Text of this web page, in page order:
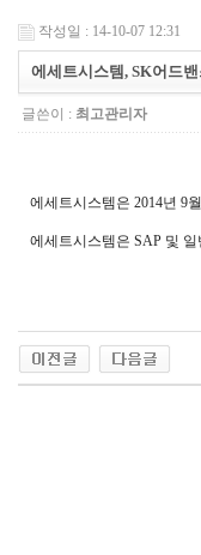
작성일 : 14-10-07 12:31
에세트시스템, SK어드
글쓴이 : 최고관리자
에세트시스템은 2014년 9
에세트시스템은 SAP 및